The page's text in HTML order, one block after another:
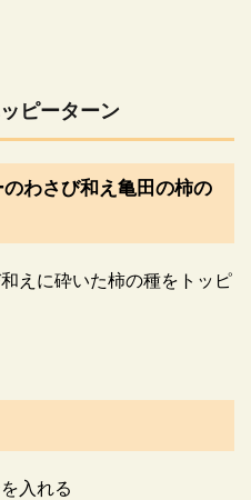
ピーターン
わさび和え亀田の柿の
えに砕いた柿の種をトッピ
入れる